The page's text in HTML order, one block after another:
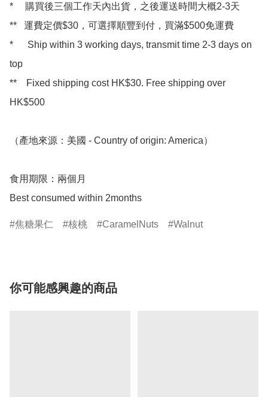
*     購買後三個工作天內出貨，之後運送時間大概2-3天
**   運費定價$30，可選擇順豐到付，買滿$500免運費
*      Ship within 3 working days, transmit time 2-3 days on
top
**    Fixed shipping cost HK$30. Free shipping over
HK$500
（產地來源：美國 - Country of origin: America）
食用期限：兩個月
Best consumed within 2months
焦糖果仁 核桃 CaramelNuts Walnut
你可能感興趣的商品